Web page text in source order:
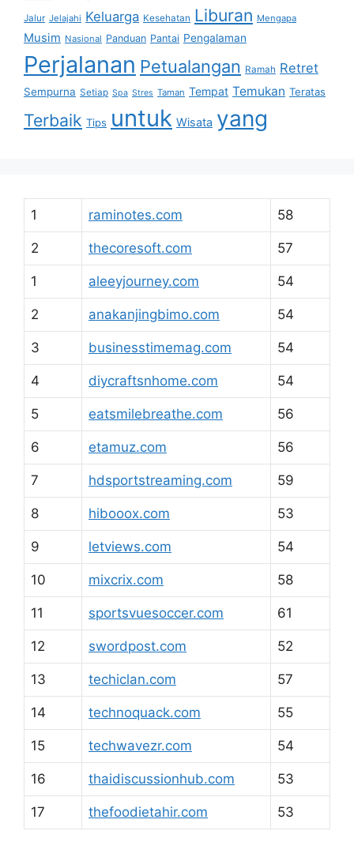
Jalur Jelajahi Keluarga Kesehatan Liburan Mengapa
Musim Nasional Panduan Pantai Pengalaman
Perjalanan Petualangan Ramah Retret
Sempurna Setiap Spa Stres Taman Tempat Temukan Teratas
Terbaik Tips untuk Wisata yang
1 raminotes.com 58
2 thecoresoft.com 57
1 aleeyjourney.com 54
2 anakanjingbimo.com 54
3 businesstimemag.com 54
4 diycraftsnhome.com 54
5 eatsmilebreathe.com 56
6 etamuz.com 56
7 hdsportstreaming.com 59
8 hibooox.com 53
9 letviews.com 54
10 mixcrix.com 58
11 sportsvuesoccer.com 61
12 swordpost.com 52
13 techiclan.com 57
14 technoquack.com 55
15 techwavezr.com 54
16 thaidiscussionhub.com 53
17 thefoodietahir.com 53